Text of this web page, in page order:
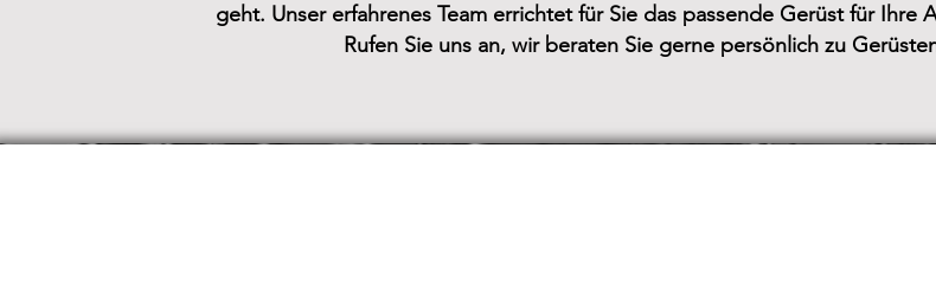
geht. Unser erfahrenes Team errichtet für Sie das passende Gerüst für Ihre
Rufen Sie uns an, wir beraten Sie gerne persönlich zu